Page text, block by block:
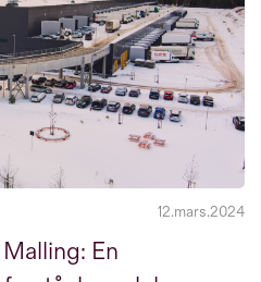
12.mars.2024
En